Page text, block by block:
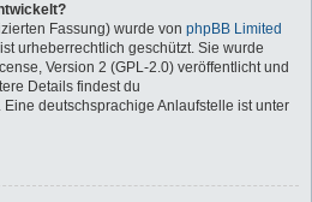
Fassung) wurde von phpBB Limited
urheberrechtlich geschützt. Sie wurde
Version 2 (GPL-2.0) veröffentlicht und
Details findest du
. Eine deutschsprachige Anlaufstelle ist unter